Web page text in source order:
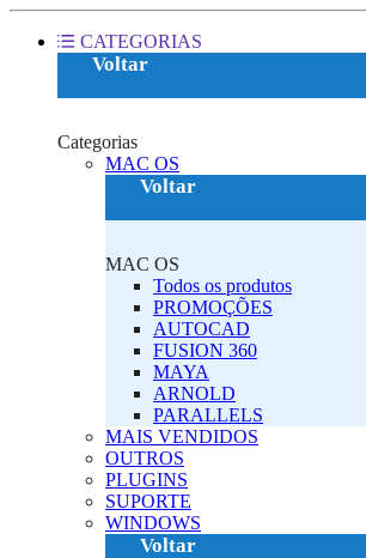
CATEGORIAS
Voltar
Categorias
MAC OS‎
Voltar
MAC OS‎
Todos os produtos
PROMOÇÕES
AUTOCAD
FUSION 360
MAYA
ARNOLD
PARALLELS
MAIS VENDIDOS
OUTROS
PLUGINS‎
SUPORTE
‎WINDOWS‎
Voltar